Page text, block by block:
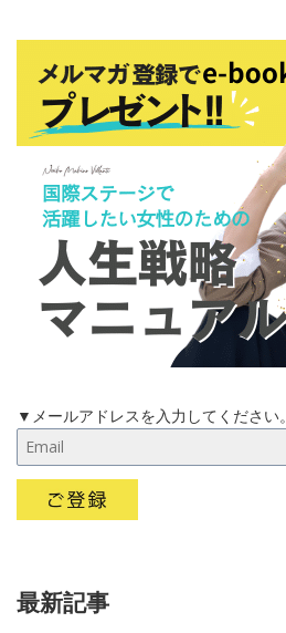
▼メールアドレスを入力してください。
最新記事